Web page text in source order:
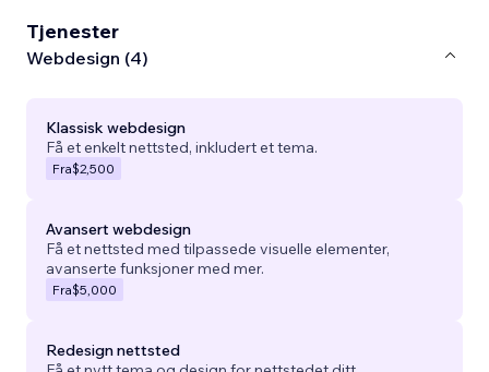
Tjenester
Webdesign (4)
Klassisk webdesign
Få et enkelt nettsted, inkludert et tema.
Fra$2,500
Avansert webdesign
Få et nettsted med tilpassede visuelle elementer,
avanserte funksjoner med mer.
Fra$5,000
Redesign nettsted